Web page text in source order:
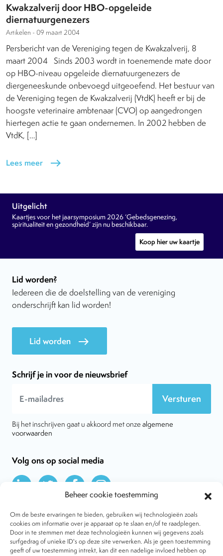
Beheer cookie toestemming
Om de beste ervaringen te bieden, gebruiken wij technologieën zoals
cookies om informatie over je apparaat op te slaan en/of te raadplegen.
Door in te stemmen met deze technologieën kunnen wij gegevens zoals
surfgedrag of unieke ID's op deze site verwerken. Als je geen toestemming
geeft of uw toestemming intrekt, kan dit een nadelige invloed hebben op
Kwakzalverij door HBO-opgeleide
diernatuurgenezers
Artikelen - 09 maart 2004
Persbericht van de Vereniging tegen de Kwakzalverij, 8
maart 2004 Sinds 2003 wordt in toenemende mate door
op HBO-niveau opgeleide diernatuurgenezers de
diergeneeskunde onbevoegd uitgeoefend. Het bestuur van
de Vereniging tegen de Kwakzalverij (VtdK) heeft er bij de
hoogste veterinaire ambtenaar (CVO) op aangedrongen
hiertegen actie te gaan ondernemen. In 2002 hebben de
VtdK, […]
Lees meer east
Uitgelicht
Kaartjes voor het jaarsymposium 2026 ‘Gebedsgenezing,
spiritualiteit en gezondheid’ zijn nu beschikbaar.
Koop hier uw kaartje
Lid worden?
Iedereen die de doelstelling van de vereniging
onderschrijft kan lid worden!
Lid worden east
Schrijf je in voor de nieuwsbrief
Versturen
Bij het inschrijven gaat u akkoord met onze algemene
voorwaarden
Volg ons op social media
Over VtdK
Contact